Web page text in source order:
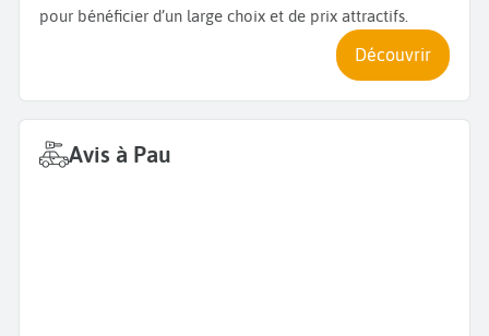
pour bénéficier d’un large choix et de prix attractifs.
Découvrir
Avis à Pau